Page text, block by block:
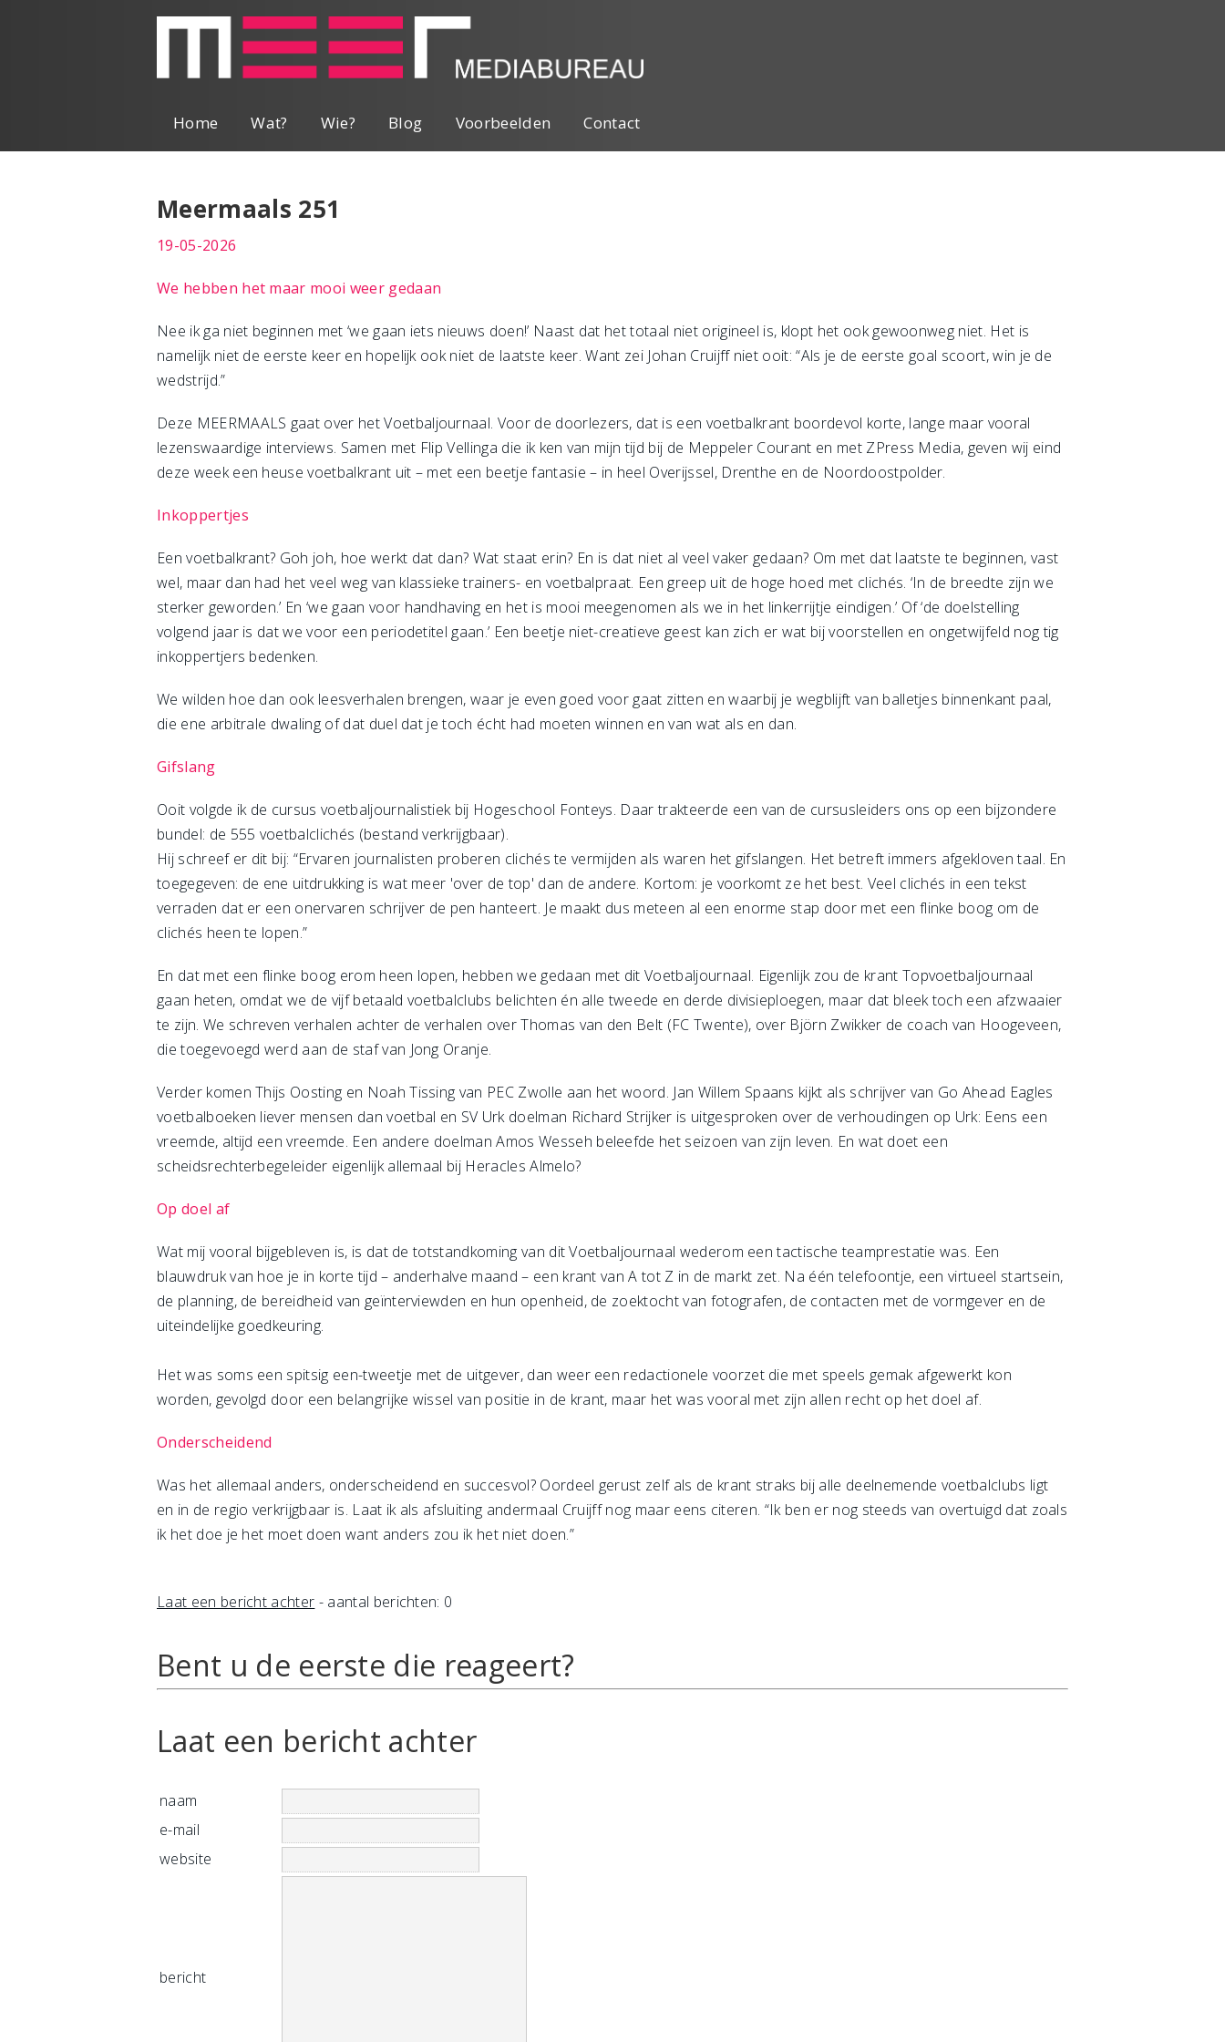
Home Wat? Wie? Blog Voorbeelden Contact
Meermaals 251
19-05-2026
We hebben het maar mooi weer gedaan
Nee ik ga niet beginnen met ‘we gaan iets nieuws doen!’ Naast dat het totaal niet origineel is, klopt het ook gewoonweg niet. Het is
namelijk niet de eerste keer en hopelijk ook niet de laatste keer. Want zei Johan Cruijff niet ooit: “Als je de eerste goal scoort, win je de
wedstrijd.”
Deze MEERMAALS gaat over het Voetbaljournaal. Voor de doorlezers, dat is een voetbalkrant boordevol korte, lange maar vooral
lezenswaardige interviews. Samen met Flip Vellinga die ik ken van mijn tijd bij de Meppeler Courant en met ZPress Media, geven wij eind
deze week een heuse voetbalkrant uit – met een beetje fantasie – in heel Overijssel, Drenthe en de Noordoostpolder.
Inkoppertjes
Een voetbalkrant? Goh joh, hoe werkt dat dan? Wat staat erin? En is dat niet al veel vaker gedaan? Om met dat laatste te beginnen, vast
wel, maar dan had het veel weg van klassieke trainers- en voetbalpraat. Een greep uit de hoge hoed met clichés. ‘In de breedte zijn we
sterker geworden.’ En ‘we gaan voor handhaving en het is mooi meegenomen als we in het linkerrijtje eindigen.’ Of ‘de doelstelling
volgend jaar is dat we voor een periodetitel gaan.’ Een beetje niet-creatieve geest kan zich er wat bij voorstellen en ongetwijfeld nog tig
inkoppertjers bedenken.
We wilden hoe dan ook leesverhalen brengen, waar je even goed voor gaat zitten en waarbij je wegblijft van balletjes binnenkant paal,
die ene arbitrale dwaling of dat duel dat je toch écht had moeten winnen en van wat als en dan.
Gifslang
Ooit volgde ik de cursus voetbaljournalistiek bij Hogeschool Fonteys. Daar trakteerde een van de cursusleiders ons op een bijzondere
bundel: de 555 voetbalclichés (bestand verkrijgbaar).
Hij schreef er dit bij: “Ervaren journalisten proberen clichés te vermijden als waren het gifslangen. Het betreft immers afgekloven taal. En
toegegeven: de ene uitdrukking is wat meer 'over de top' dan de andere. Kortom: je voorkomt ze het best. Veel clichés in een tekst
verraden dat er een onervaren schrijver de pen hanteert. Je maakt dus meteen al een enorme stap door met een flinke boog om de
clichés heen te lopen.”
En dat met een flinke boog erom heen lopen, hebben we gedaan met dit Voetbaljournaal. Eigenlijk zou de krant Topvoetbaljournaal
gaan heten, omdat we de vijf betaald voetbalclubs belichten én alle tweede en derde divisieploegen, maar dat bleek toch een afzwaaier
te zijn. We schreven verhalen achter de verhalen over Thomas van den Belt (FC Twente), over Björn Zwikker de coach van Hoogeveen,
die toegevoegd werd aan de staf van Jong Oranje.
Verder komen Thijs Oosting en Noah Tissing van PEC Zwolle aan het woord. Jan Willem Spaans kijkt als schrijver van Go Ahead Eagles
voetbalboeken liever mensen dan voetbal en SV Urk doelman Richard Strijker is uitgesproken over de verhoudingen op Urk: Eens een
vreemde, altijd een vreemde. Een andere doelman Amos Wesseh beleefde het seizoen van zijn leven. En wat doet een
scheidsrechterbegeleider eigenlijk allemaal bij Heracles Almelo?
Op doel af
Wat mij vooral bijgebleven is, is dat de totstandkoming van dit Voetbaljournaal wederom een tactische teamprestatie was. Een
blauwdruk van hoe je in korte tijd – anderhalve maand – een krant van A tot Z in de markt zet. Na één telefoontje, een virtueel startsein,
de planning, de bereidheid van geïnterviewden en hun openheid, de zoektocht van fotografen, de contacten met de vormgever en de
uiteindelijke goedkeuring.
Het was soms een spitsig een-tweetje met de uitgever, dan weer een redactionele voorzet die met speels gemak afgewerkt kon
worden, gevolgd door een belangrijke wissel van positie in de krant, maar het was vooral met zijn allen recht op het doel af.
Onderscheidend
Was het allemaal anders, onderscheidend en succesvol? Oordeel gerust zelf als de krant straks bij alle deelnemende voetbalclubs ligt
en in de regio verkrijgbaar is. Laat ik als afsluiting andermaal Cruijff nog maar eens citeren. “Ik ben er nog steeds van overtuigd dat zoals
ik het doe je het moet doen want anders zou ik het niet doen.”
Laat een bericht achter - aantal berichten: 0
Bent u de eerste die reageert?
Laat een bericht achter
naam
e-mail
website
bericht